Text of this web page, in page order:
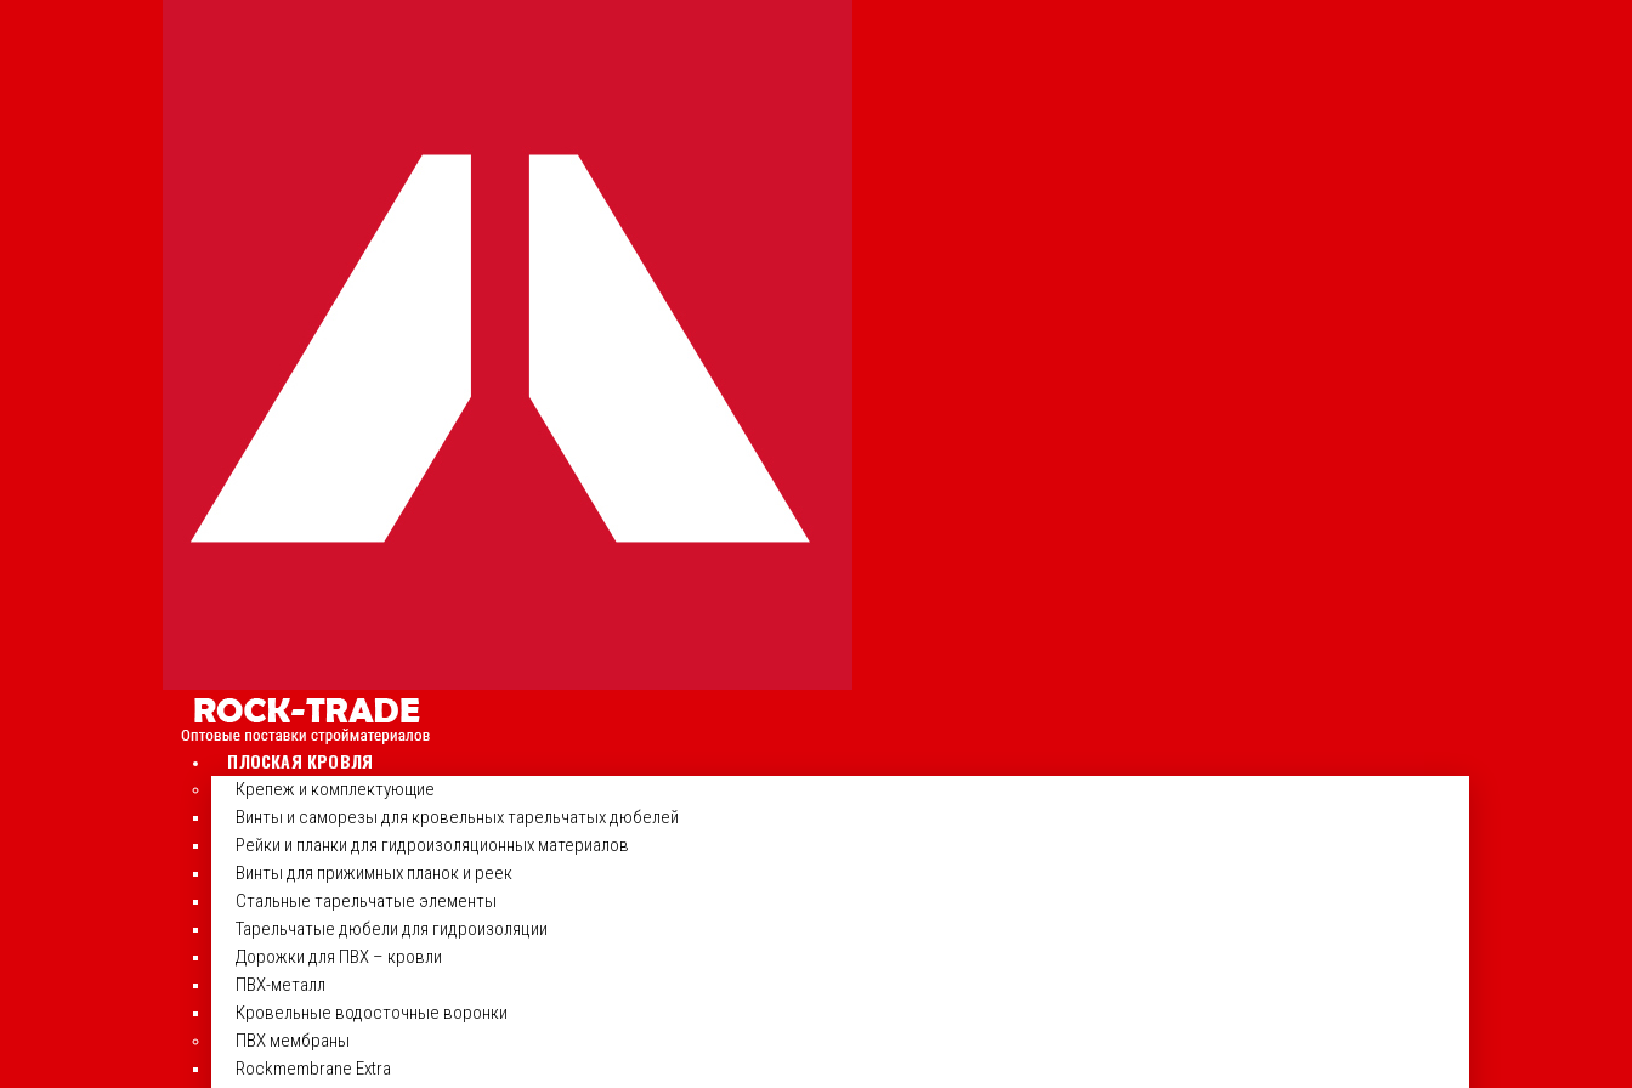
ПЛОСКАЯ КРОВЛЯ
Крепеж и комплектующие
Винты и саморезы для кровельных тарельчатых дюбелей
Рейки и планки для гидроизоляционных материалов
Винты для прижимных планок и реек
Стальные тарельчатые элементы
Тарельчатые дюбели для гидроизоляции
Дорожки для ПВХ – кровли
ПВХ-металл
Кровельные водосточные воронки
ПВХ мембраны
Rockmembrane Extra